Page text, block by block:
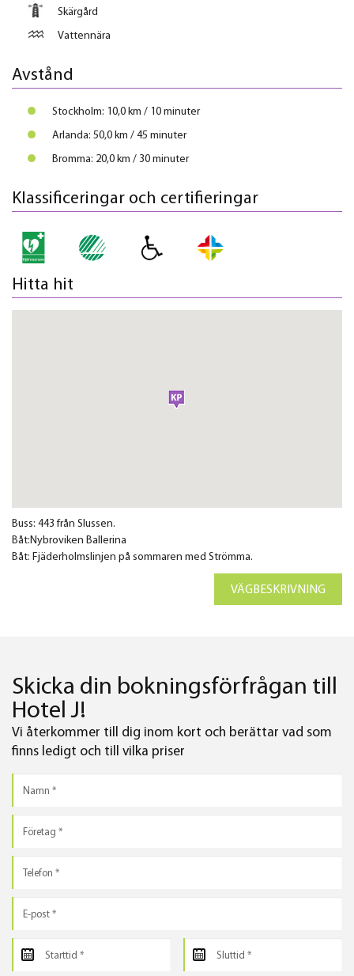
Skärgård
Vattennära
Avstånd
Stockholm: 10,0 km / 10 minuter
Arlanda: 50,0 km / 45 minuter
Bromma: 20,0 km / 30 minuter
Klassificeringar och certifieringar
Hitta hit
Buss: 443 från Slussen.
Båt:Nybroviken Ballerina
Båt: Fjäderholmslinjen på sommaren med Strömma.
VÄGBESKRIVNING
Skicka din bokningsförfrågan till
Hotel J!
Vi återkommer till dig inom kort och berättar vad som
finns ledigt och till vilka priser